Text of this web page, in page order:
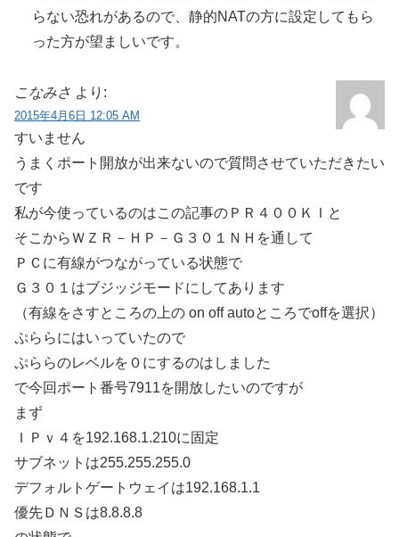
らない恐れがあるので、静的NATの方に設定してもら
った方が望ましいです。
こなみさ より:
2015年4月6日 12:05 AM
すいません
うまくポート開放が出来ないので質問させていただきたい
です
私が今使っているのはこの記事のＰＲ４００ＫＩと
そこからＷＺＲ－ＨＰ－Ｇ３０１ＮＨを通して
ＰＣに有線がつながっている状態で
Ｇ３０１はブジッジモードにしてあります
（有線をさすところの上の on off autoところでoffを選択）
ぷららにはいっていたので
ぷららのレベルを０にするのはしました
で今回ポート番号7911を開放したいのですが
まず
ＩＰｖ４を192.168.1.210に固定
サブネットは255.255.255.0
デフォルトゲートウェイは192.168.1.1
優先ＤＮＳは8.8.8.8